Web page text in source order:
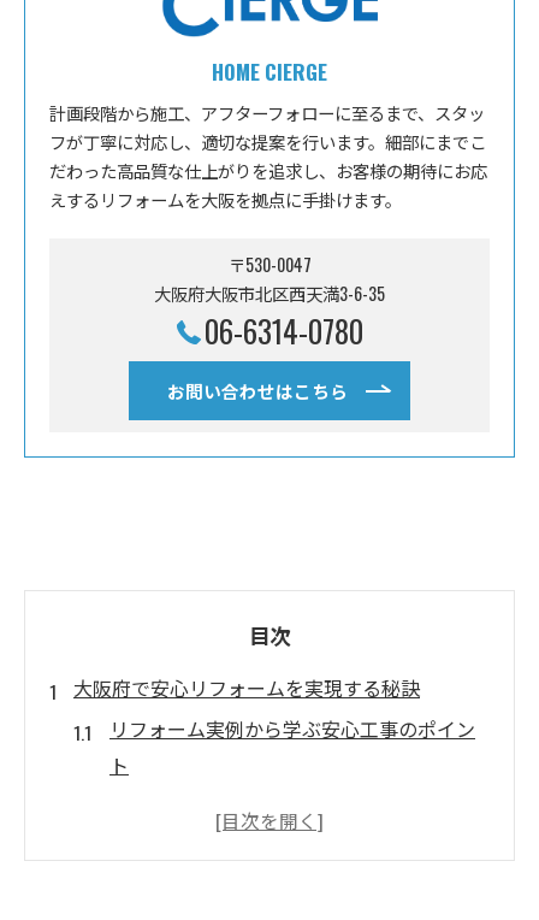
HOME CIERGE
計画段階から施工、アフターフォローに至るまで、スタッ
フが丁寧に対応し、適切な提案を行います。細部にまでこ
だわった高品質な仕上がりを追求し、お客様の期待にお応
えするリフォームを大阪を拠点に手掛けます。
〒530-0047
大阪府大阪市北区西天満3-6-35
06-6314-0780
お問い合わせはこちら
目次
大阪府で安心リフォームを実現する秘訣
リフォーム実例から学ぶ安心工事のポイン
ト
リフォームの値段相場と予算の立て方を解